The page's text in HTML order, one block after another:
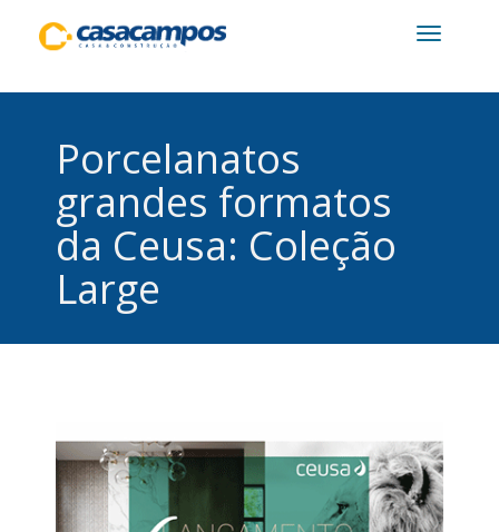
Toggle
Porcelanatos
grandes formatos
da Ceusa: Coleção
Large